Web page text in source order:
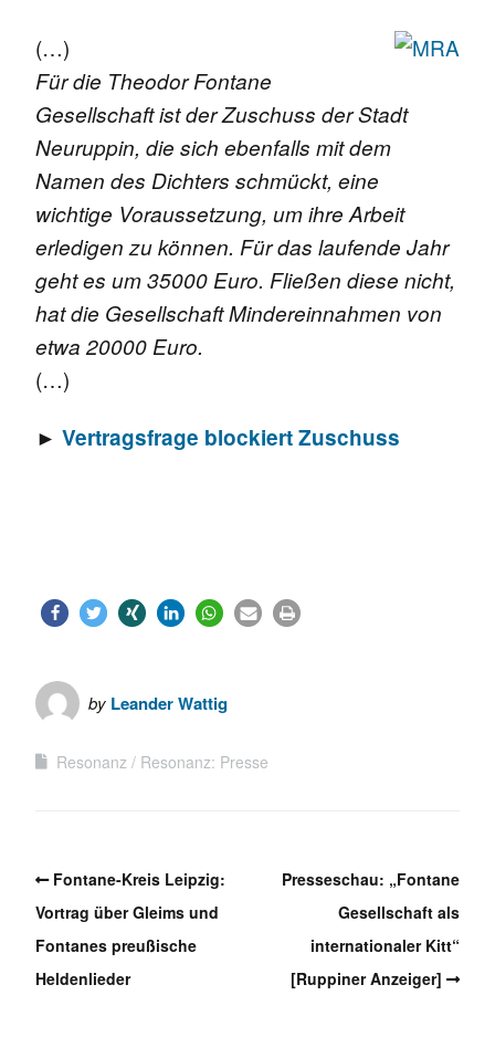
(…)
Für die Theodor Fontane
Gesellschaft ist der Zuschuss der Stadt
Neuruppin, die sich ebenfalls mit dem
Namen des Dichters schmückt, eine
wichtige Voraussetzung, um ihre Arbeit
erledigen zu können. Für das laufende Jahr
geht es um 35000 Euro. Fließen diese nicht,
hat die Gesellschaft Mindereinnahmen von
etwa 20000 Euro.
(…)
► Vertragsfrage blockiert Zuschuss
by Leander Wattig
Resonanz Resonanz: Presse
Fontane-Kreis Leipzig:
Vortrag über Gleims und
Fontanes preußische
Heldenlieder
Presseschau: „Fontane
Gesellschaft als
internationaler Kitt“
[Ruppiner Anzeiger]